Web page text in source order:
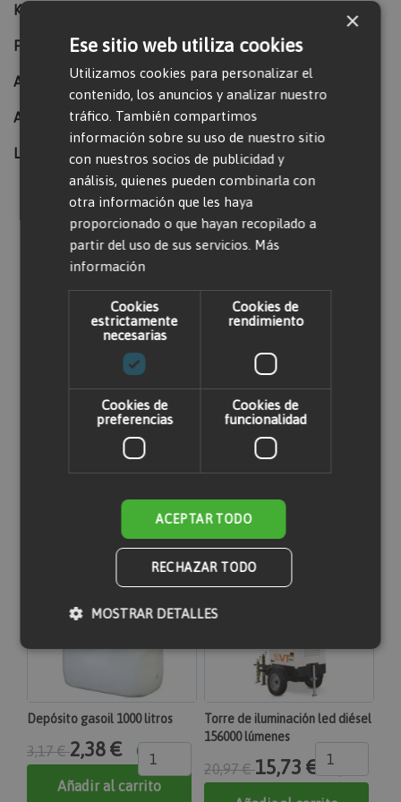
Kvas necesarias:
Potencia (W): 24.000
Altura (mm):1310
Ancho (mm):920
Longitud (mm): 2000
Valorar producto
Solo usuarios registrados pueden escribir
comentarios. Por favor,
iniciar sesiónocrear
una cuenta
Depósito gasoil 1000 litros
3,17 € 2,38 €
Añadir al carrito
Torre de iluminación led diésel
156000 lúmenes
20,97 € 15,73 €
×
Ese sitio web utiliza cookies
Utilizamos cookies para personalizar el
contenido, los anuncios y analizar nuestro
tráfico. También compartimos
información sobre su uso de nuestro sitio
con nuestros socios de publicidad y
análisis, quienes pueden combinarla con
otra información que les haya
proporcionado o que hayan recopilado a
partir del uso de sus servicios. Más
información
Cookies
estrictamente
necesarias
Cookies de
rendimiento
Cookies de
preferencias
Cookies de
funcionalidad
ACEPTAR TODO
RECHAZAR TODO
MOSTRAR DETALLES
Cookies estrictamente necesarias
Cookies de rendimiento
Cookies de preferencias
Cookies de funcionalidad
Las cookies estrictamente necesarias permiten la